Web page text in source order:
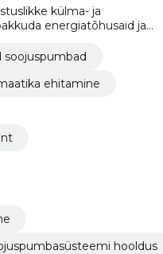
külma- ja
energiatõhusaid ja
soojuspumbad
ehitamine
hooldus